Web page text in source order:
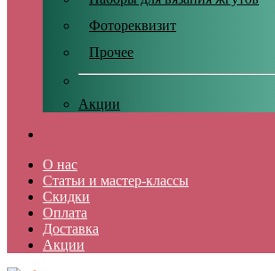
Фотореквизит
Прочее
Акции
О нас
Статьи и мастер-классы
Скидки
Оплата
Доставка
Акции